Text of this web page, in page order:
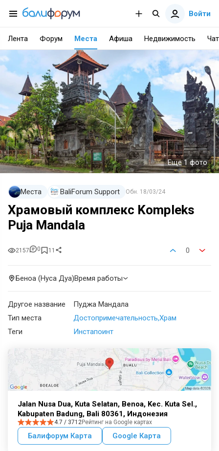
Войти
Лента Форум Места Афиша Недвижимость Чат
Еще 1 фото
Места BaliForum Support Обн. 18/03/24
Храмовый комплекс Kompleks
Puja Mandala
2157 0 11 0
Беноа (Нуса Дуа)Время работы
Другое название
Пуджа Мандала
Тип места
Достопримечательность Храм
Теги
Инстапоинт
Jalan Nusa Dua, Kuta Selatan, Benoa, Kec. Kuta Sel.,
Kabupaten Badung, Bali 80361, Индонезия
4.7 / 3712Рейтинг на Google картах
Балифорум Карта Google Карта